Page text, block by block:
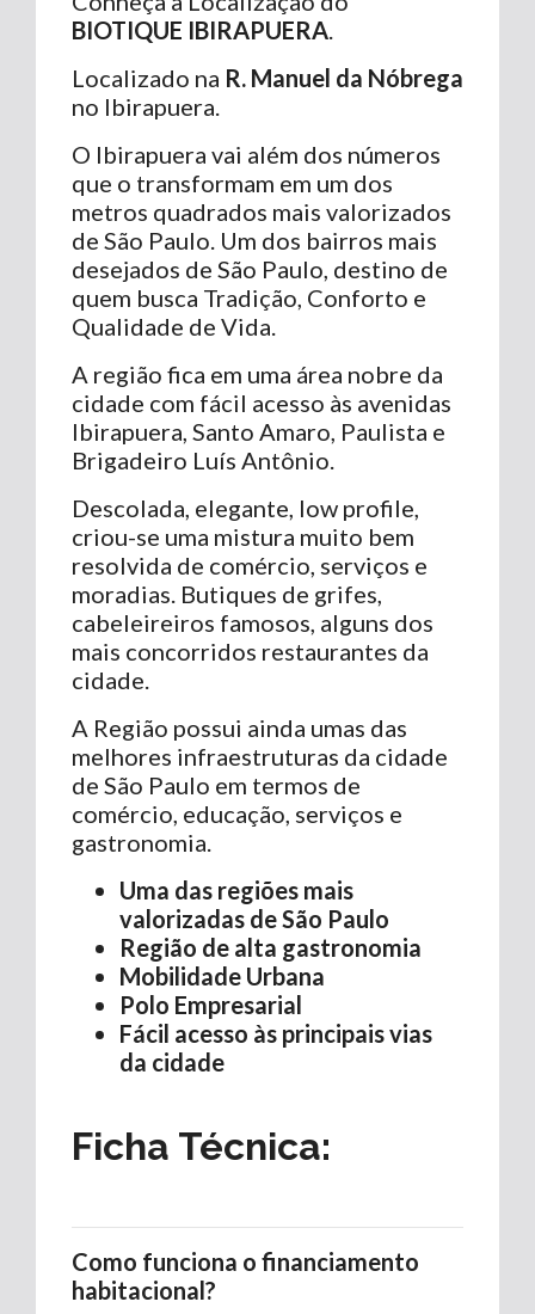
BIOTIQUE IBIRAPUERA
Localizado na R. Manuel da Nóbrega
no Ibirapuera.
O Ibirapuera vai além dos números
que o transformam em um dos
metros quadrados mais valorizados
de São Paulo. Um dos bairros mais
desejados de São Paulo, destino de
quem busca Tradição, Conforto e
Qualidade de Vida.
A região fica em uma área nobre da
cidade com fácil acesso às avenidas
Ibirapuera, Santo Amaro, Paulista e
Brigadeiro Luís Antônio.
Descolada, elegante, low profile,
criou-se uma mistura muito bem
resolvida de comércio, serviços e
moradias. Butiques de grifes,
cabeleireiros famosos, alguns dos
mais concorridos restaurantes da
cidade.
A Região possui ainda umas das
melhores infraestruturas da cidade
de São Paulo em termos de
comércio, educação, serviços e
gastronomia.
Uma das regiões mais
valorizadas de São Paulo
Região de alta gastronomia
Mobilidade Urbana
Polo Empresarial
Fácil acesso às principais vias
da cidade
Ficha Técnica:
Como funciona o financiamento
habitacional?